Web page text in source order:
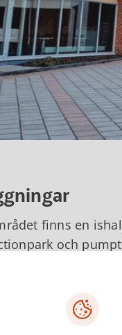
finns en
och
två
resurser i